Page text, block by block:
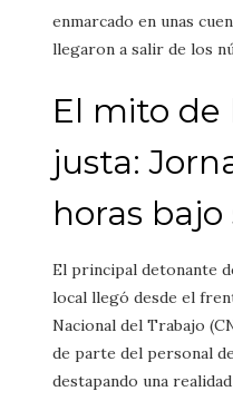
enmarcado en unas
llegaron a salir de los
El mito de
justa:
horas
El principal detonante
local llegó desde el
Nacional del Trabajo
de parte del personal
destapando una